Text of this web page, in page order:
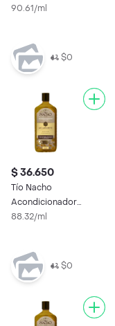
Capilar Manzanilla
90.61/ml
$0
$ 36.650
Tío Nacho
Acondicionador
Capilar Manzanilla
88.32/ml
$0